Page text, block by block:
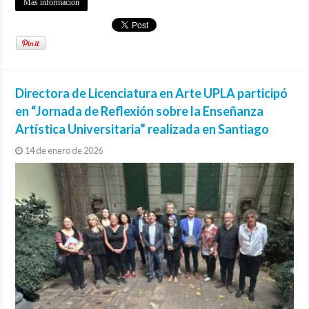
Más información
Directora de Licenciatura en Arte UPLA participó
en “Jornada de Reflexión sobre la Enseñanza
Artística Universitaria” realizada en Santiago
14 de enero de 2026